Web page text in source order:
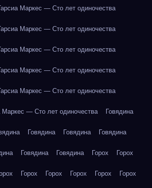
Маркес — Сто лет одиночества
Маркес — Сто лет одиночества
Маркес — Сто лет одиночества
Маркес — Сто лет одиночества
Маркес — Сто лет одиночества
Маркес — Сто лет одиночества Говядина
Говядина Говядина Говядина
Говядина Говядина Горох Горох
Горох Горох Горох Горох Горох